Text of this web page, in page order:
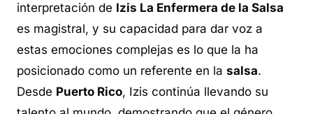
interpretación de Izis La Enfermera de la Salsa
es magistral, y su capacidad para dar voz a
estas emociones complejas es lo que la ha
posicionado como un referente en la salsa.
Desde Puerto Rico, Izis continúa llevando su